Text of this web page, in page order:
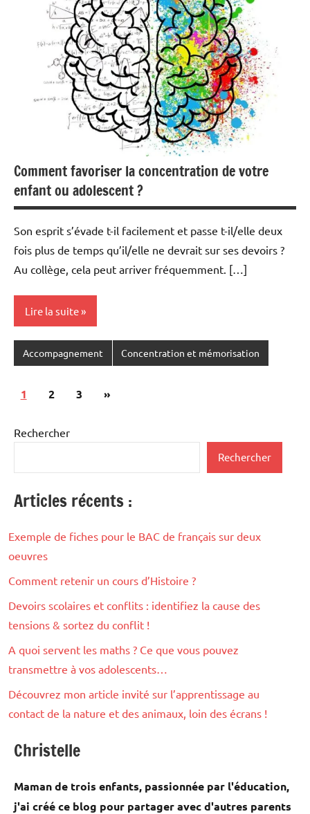
Comment favoriser la concentration de votre
enfant ou adolescent ?
Son esprit s’évade t-il facilement et passe t-il/elle deux
fois plus de temps qu’il/elle ne devrait sur ses devoirs ?
Au collège, cela peut arriver fréquemment. […]
Lire la suite
Accompagnement Concentration et mémorisation
Pagination
publications
1 2 3
Articles
»
Rechercher
Rechercher
Articles récents :
Exemple de fiches pour le BAC de français sur deux
oeuvres
Comment retenir un cours d’Histoire ?
Devoirs scolaires et conflits : identifiez la cause des
tensions & sortez du conflit !
A quoi servent les maths ? Ce que vous pouvez
transmettre à vos adolescents…
Découvrez mon article invité sur l’apprentissage au
contact de la nature et des animaux, loin des écrans !
Christelle
Maman de trois enfants, passionnée par l'éducation,
j'ai créé ce blog pour partager avec d'autres parents